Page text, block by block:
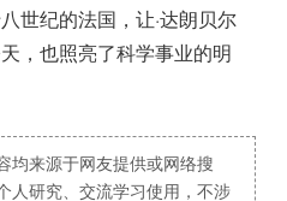
世纪的法国，让·达朗贝尔
，也照亮了科学事业的明
均来源于网友提供或网络搜
人研究、交流学习使用，不涉